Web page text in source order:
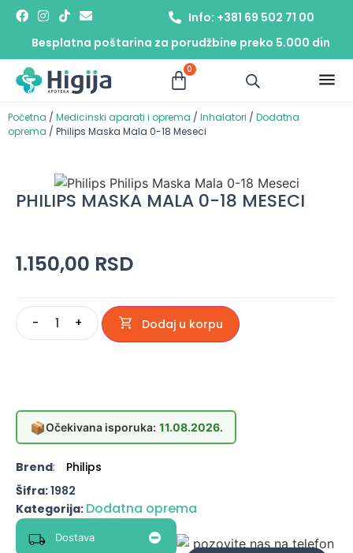
Besplatna poštarina za porudžbine preko 5.000 din
Info: +381 69 502 71 00
0
Početna / Medicinski aparati i oprema / Inhalatori / Dodatna
oprema / Philips Maska Mala 0-18 Meseci
PHILIPS MASKA MALA 0-18 MESECI
1.150,00 RSD
- + Dodaj u korpu
📦Očekivana isporuka: 11.08.2026.
Brend:
Philips
Šifra:1982
Kategorija: Dodatna oprema
Dostava